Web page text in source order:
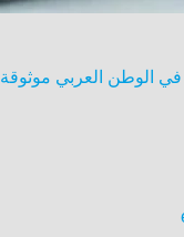
العربي موثوقة 100%